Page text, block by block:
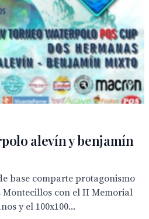
alevín y benjamín
base comparte protagonismo
Montecillos con el II Memorial
y el 100x100...